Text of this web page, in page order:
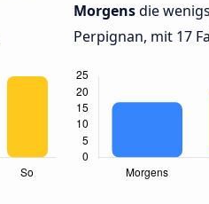
Morgensdie
Perpignan, mit 17